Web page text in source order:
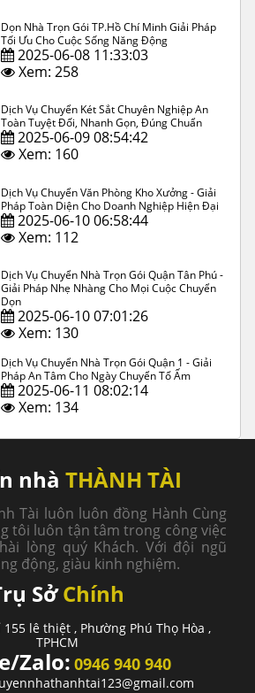
Dọn Nhà Trọn Gói TP.Hồ Chí Minh Giải Pháp
Tối Ưu Cho Cuộc Sống Năng Động
2025-06-08 11:33:03
Xem: 258
Dịch Vụ Chuyển Két Sắt Chuyên Nghiệp An
Toàn Tuyệt Đối, Nhanh Gọn, Đúng Chuẩn
2025-06-09 08:54:42
Xem: 160
Dịch Vụ Chuyển Văn Phòng Kho Xưởng - Giải
Pháp Toàn Diện Cho Doanh Nghiệp Hiện Đại
2025-06-10 06:58:44
Xem: 112
Dịch Vụ Chuyển Nhà Trọn Gói Quận Tân Phú -
Giải Pháp Nhẹ Nhàng Cho Mọi Cuộc Chuyển
Dọn
2025-06-10 07:01:26
Xem: 130
Dịch Vụ Chuyển Nhà Trọn Gói Quận 1 - Giải
Pháp An Tâm Cho Ngày Chuyển Tổ Ấm
2025-06-11 08:02:14
Xem: 134
nhà THÀNH TÀI
Tài luôn luôn đồng Hành Cùng
tôi luôn tận tâm trong công việc
lòng quý Khách. Với đội ngũ
động, giàu kinh nghiệm.
SởChính
lê thiệt , Phường Phú Thọ Hòa ,
TPHCM
Zalo: 0946 940 940